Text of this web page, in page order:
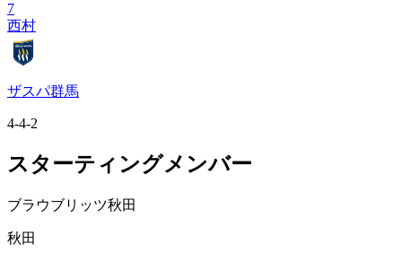
7
西村
ザスパ群馬
4-4-2
スターティングメンバー
ブラウブリッツ秋田
秋田